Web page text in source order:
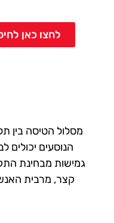
לחצו כאן
מסלול הטיסה בין
הנוסעים
גמישות מבחינת
קצר, מרבית